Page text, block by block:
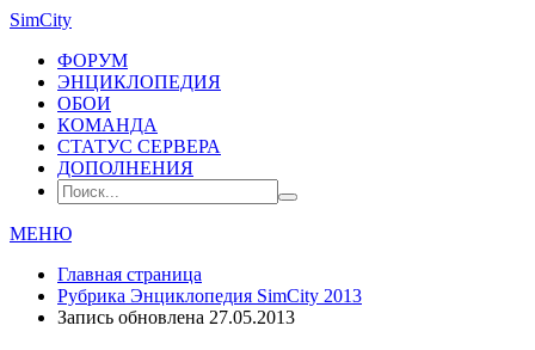
SimCity
ФОРУМ
ЭНЦИКЛОПЕДИЯ
ОБОИ
КОМАНДА
СТАТУС СЕРВЕРА
ДОПОЛНЕНИЯ
МЕНЮ
Главная страница
Рубрика Энциклопедия SimCity 2013
Запись обновлена 27.05.2013